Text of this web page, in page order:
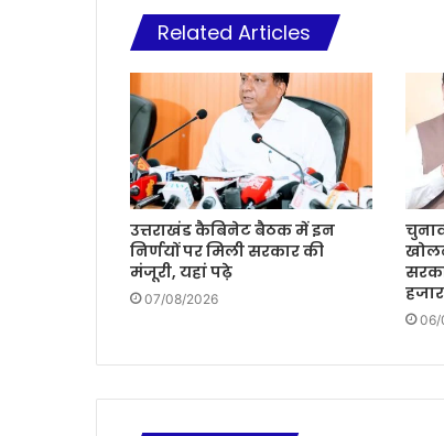
Related Articles
उत्तराखंड कैबिनेट बैठक में इन
निर्णयों पर मिली सरकार की
मंजूरी, यहां पढ़े
07/08/2026
हजार
06/